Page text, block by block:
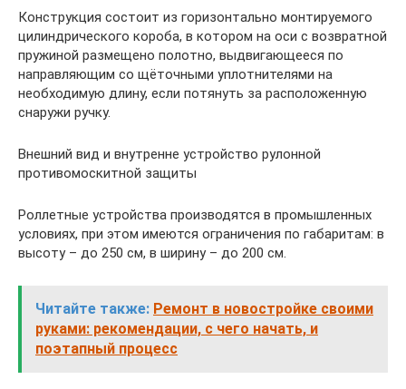
Конструкция состоит из горизонтально монтируемого
цилиндрического короба, в котором на оси с возвратной
пружиной размещено полотно, выдвигающееся по
направляющим со щёточными уплотнителями на
необходимую длину, если потянуть за расположенную
снаружи ручку.
Внешний вид и внутренне устройство рулонной
противомоскитной защиты
Роллетные устройства производятся в промышленных
условиях, при этом имеются ограничения по габаритам: в
высоту – до 250 см, в ширину – до 200 см.
Читайте также: Ремонт в новостройке своими
руками: рекомендации, с чего начать, и
поэтапный процесс